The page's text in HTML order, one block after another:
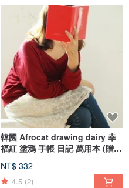
韓國 Afrocat drawing dairy 幸
福紅 塗鴉 手帳 日記 萬用本 (贈木
NT$ 332
4.5 (2)